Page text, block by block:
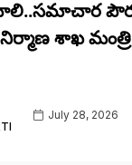
శాఖ మంత్రి
July 28, 2026